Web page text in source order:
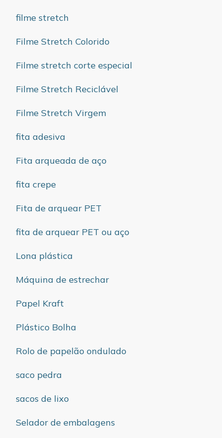
filme stretch
Filme Stretch Colorido
Filme stretch corte especial
Filme Stretch Reciclável
Filme Stretch Virgem
fita adesiva
Fita arqueada de aço
fita crepe
Fita de arquear PET
fita de arquear PET ou aço
Lona plástica
Máquina de estrechar
Papel Kraft
Plástico Bolha
Rolo de papelão ondulado
saco pedra
sacos de lixo
Selador de embalagens